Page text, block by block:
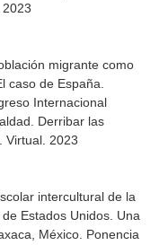
migrante como
caso de España.
Internacional
Derribar las
Virtual. 2023
intercultural de la
Estados Unidos. Una
México. Ponencia